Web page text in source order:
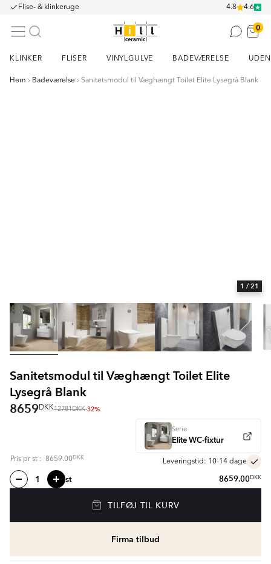
Flise- & klinkeruge 4.8 4.6
0
KLINKER FLISER VINYLGULVE BADEVÆRELSE
Hem Badeværelse Sanitetsmodul til Væghængt Toilet Elite Lysegrå Blank
1 / 21
Sanitetsmodul til Væghængt Toilet Elite
Lysegrå Blank
8659DKK12781DKK-32%
Serie
Elite WC-fixtur
Pris pr st : 8659.00DKK
Leveringstid: 10-14 dage
st 8659.00DKK
TILFØJ TIL KURV
Firma tilbud